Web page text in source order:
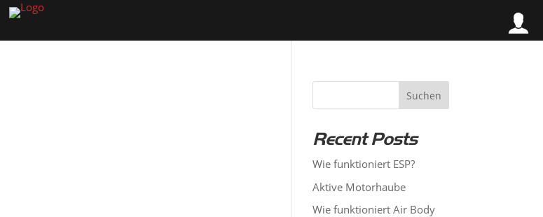
Suchen
Recent Posts
Wie funktioniert ESP?
Aktive Motorhaube
Wie funktioniert Air Body